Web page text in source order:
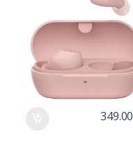
349.00